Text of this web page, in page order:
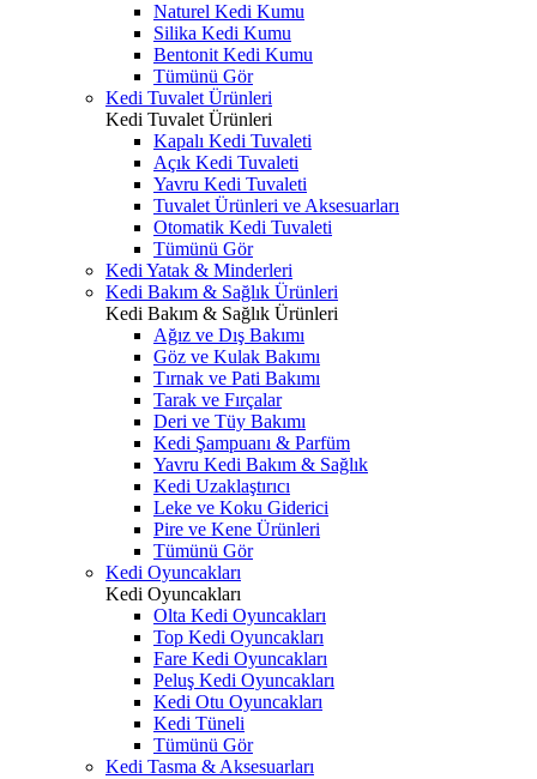
Naturel Kedi Kumu
Silika Kedi Kumu
Bentonit Kedi Kumu
Tümünü Gör
Kedi Tuvalet Ürünleri
Kedi Tuvalet Ürünleri
Kapalı Kedi Tuvaleti
Açık Kedi Tuvaleti
Yavru Kedi Tuvaleti
Tuvalet Ürünleri ve Aksesuarları
Otomatik Kedi Tuvaleti
Tümünü Gör
Kedi Yatak & Minderleri
Kedi Bakım & Sağlık Ürünleri
Kedi Bakım & Sağlık Ürünleri
Ağız ve Dış Bakımı
Göz ve Kulak Bakımı
Tırnak ve Pati Bakımı
Tarak ve Fırçalar
Deri ve Tüy Bakımı
Kedi Şampuanı & Parfüm
Yavru Kedi Bakım & Sağlık
Kedi Uzaklaştırıcı
Leke ve Koku Giderici
Pire ve Kene Ürünleri
Tümünü Gör
Kedi Oyuncakları
Kedi Oyuncakları
Olta Kedi Oyuncakları
Top Kedi Oyuncakları
Fare Kedi Oyuncakları
Peluş Kedi Oyuncakları
Kedi Otu Oyuncakları
Kedi Tüneli
Tümünü Gör
Kedi Tasma & Aksesuarları